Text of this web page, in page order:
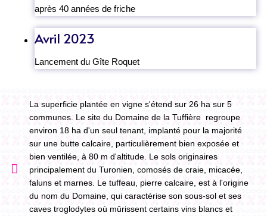
après 40 années de friche
Avril 2023
Lancement du Gîte Roquet
La superficie plantée en vigne s'étend sur 26 ha sur 5
communes. Le site du Domaine de la Tuffière regroupe
environ 18 ha d'un seul tenant, implanté pour la majorité
sur une butte calcaire, particulièrement bien exposée et
bien ventilée, à 80 m d'altitude. Le sols originaires
principalement du Turonien, comosés de craie, micacée,
faluns et marnes. Le tuffeau, pierre calcaire, est à l'origine
du nom du Domaine, qui caractérise son sous-sol et ses
caves troglodytes où mûrissent certains vins blancs et